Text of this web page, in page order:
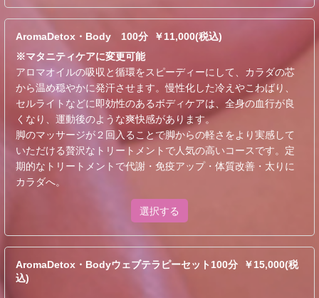
AromaDetox・Body 100分 ￥11,000(税込)
※マタニティケアに変更可能
アロマオイルの吸収と循環をスピーディーにして、カラダの芯
から温め穏やかに発汗させます。慢性化した冷えやこわばり、
セルライトなどに即効性のあるボディケアは、全身の血行が良
くなり、運動後のような爽快感があります。
脚のマッサージが２回入ることで脚からの軽さをより実感して
いただける贅沢なトリートメントで人気の高いコースです。定
期的なトリートメントで代謝・免疫アップ・体質改善・太りに
カラダへ。
選択する
AromaDetox・Bodyウェブテラピーセット100分 ￥15,000(税
込)